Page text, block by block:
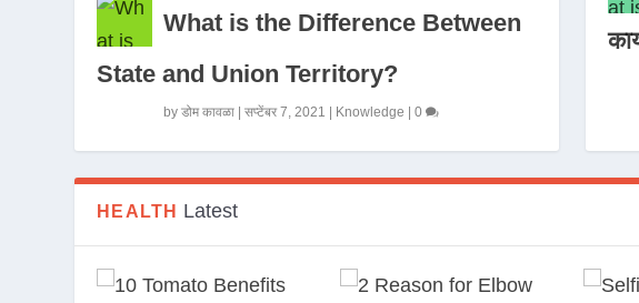
What is the Difference Between
State and Union Territory?
byडोम कावळा |सप्टेंबर 7, 2021 Knowledge |0
HEALTH Latest